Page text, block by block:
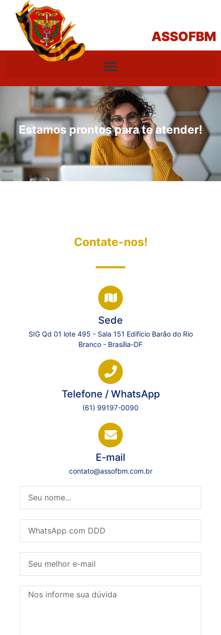
ASSOFBM
Estamos prontos para te atender!
Contate-nos!
Sede
SIG Qd 01 lote 495 - Sala 151 Edifício Barão do Rio
Branco - Brasília-DF
Telefone / WhatsApp
(61) 99197-0090
E-mail
contato@assofbm.com.br